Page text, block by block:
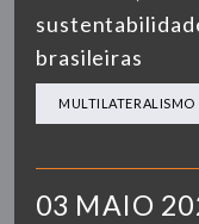
brasileiras
MULTILATERALISMO
03 MAIO